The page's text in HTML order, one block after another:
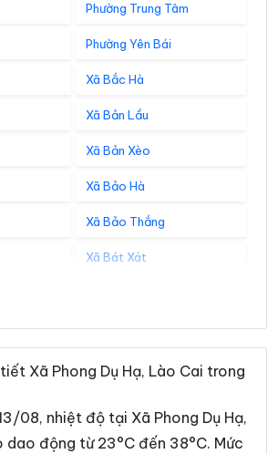
Phường Trung Tâm
Phường Yên Bái
Xã Bắc Hà
Xã Bản Lầu
Xã Bản Xèo
Xã Bảo Hà
Xã Bảo Thắng
Xã Bát Xát
Xã Chấn Thịnh
Xã Chế Tạo
Xã Dền Sáng
Xã Phong Dụ Hạ, Lào Cai trong
08, nhiệt độ tại Xã Phong Dụ Hạ,
dao động từ 23°C đến 38°C. Mức